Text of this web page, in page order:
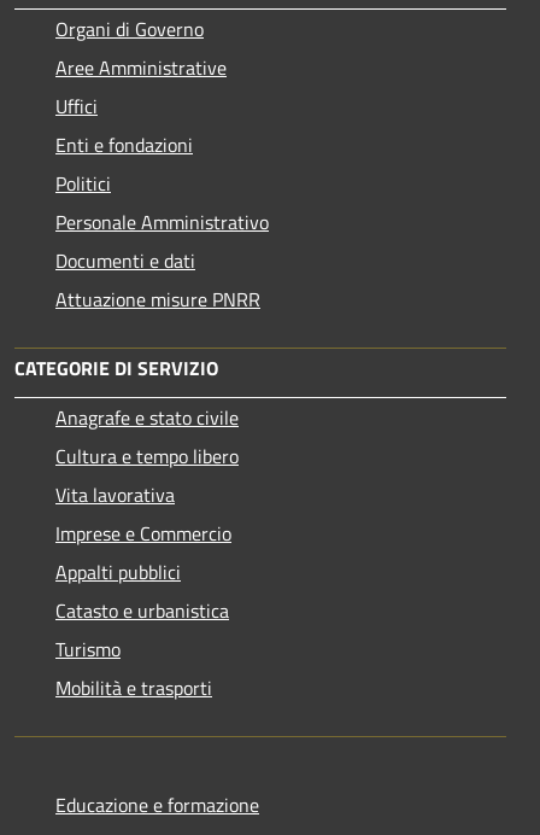
Organi di Governo
Aree Amministrative
Uffici
Enti e fondazioni
Politici
Personale Amministrativo
Documenti e dati
Attuazione misure PNRR
CATEGORIE DI SERVIZIO
Anagrafe e stato civile
Cultura e tempo libero
Vita lavorativa
Imprese e Commercio
Appalti pubblici
Catasto e urbanistica
Turismo
Mobilità e trasporti
Educazione e formazione